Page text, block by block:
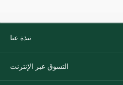
نبذة عنا
التسوق عبر الإنترنت